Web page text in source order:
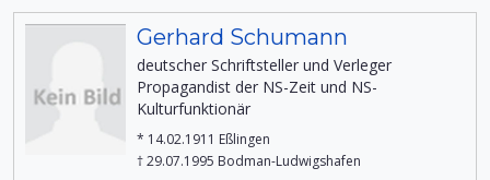
Gerhard Schumann
deutscher Schriftsteller und Verleger
Propagandist der NS-Zeit und NS-
Kulturfunktionär
* 14.02.1911 Eßlingen
† 29.07.1995 Bodman-Ludwigshafen